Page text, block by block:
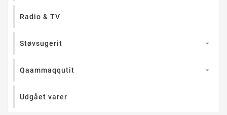
Radio & TV
Støvsugerit 
Qaammaqqutit 
Udgået varer